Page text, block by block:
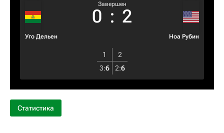
Уго Дельен
Завершен
0 : 2
Ноа Рубин
1
2
3:6 2:6
Статистика